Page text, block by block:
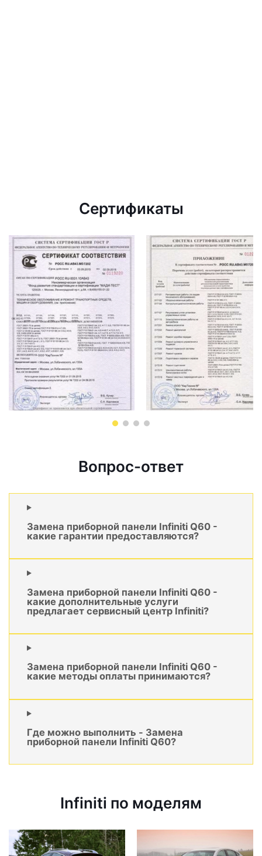
Сертификаты
Вопрос-ответ
Замена приборной панели Infiniti Q60 -
какие гарантии предоставляются?
Замена приборной панели Infiniti Q60 -
какие дополнительные услуги
предлагает сервисный центр Infiniti?
Замена приборной панели Infiniti Q60 -
какие методы оплаты принимаются?
Где можно выполнить - Замена
приборной панели Infiniti Q60?
Infiniti по моделям